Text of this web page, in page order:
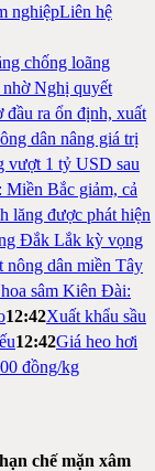
nghiệpLiên hệ
chống loãng
Nghị quyết
đầu ra ổn định, xuất
dân nâng giá trị
vượt 1 tỷ USD sau
Miền Bắc giảm, cả
lăng được phát hiện
Đắk Lắk kỳ vọng
nông dân miền Tây
sâm Kiên Đài:
12:42Xuất khẩu sầu
12:42Giá heo hơi
đồng/kg
chế mặn xâm